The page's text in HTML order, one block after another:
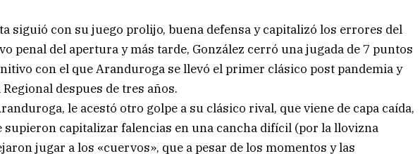
siguió con su juego prolijo, buena defensa y capitalizó los errores del
penal del apertura y más tarde, González cerró una jugada de 7 puntos
con el que Aranduroga se llevó el primer clásico post pandemia y
despues de tres años.
le acestó otro golpe a su clásico rival, que viene de capa caída,
capitalizar falencias en una cancha difícil (por la llovizna
jugar a los «cuervos», que a pesar de los momentos y las